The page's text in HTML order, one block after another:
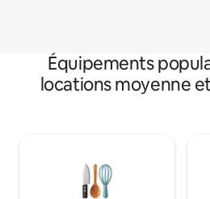
Équipements
locations moyenne